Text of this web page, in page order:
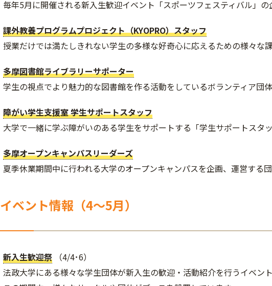
毎年5月に開催される新入生歓迎イベント「スポーツフェスティバル」の
課外教養プログラムプロジェクト（KYOPRO）スタッフ
授業だけでは満たしきれない学生の多様な好奇心に応えるための様々な
多摩図書館ライブラリーサポーター
学生の視点でより魅力的な図書館を作る活動をしているボランティア団体
障がい学生支援室 学生サポートスタッフ
大学で一緒に学ぶ障がいのある学生をサポートする「学生サポートスタッ
多摩オープンキャンパスリーダーズ
夏季休業期間中に行われる大学のオープンキャンパスを企画、運営する団
イベント情報（4～5月）
新入生歓迎祭
（4/4･6）
法政大学にある様々な学生団体が新入生の歓迎・活動紹介を行うイベント